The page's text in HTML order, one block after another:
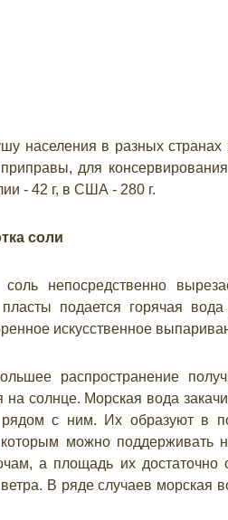
населения в разных странах
приправы, для
- 42 г, в США - 280 г.
соли
соль непосредственно
подается горячая
искусственное
распространение
солнце. Морская вода
с ним. Их образуют в
которым можно поддерживать
а площадь их достаточно
В ряде случаев морская